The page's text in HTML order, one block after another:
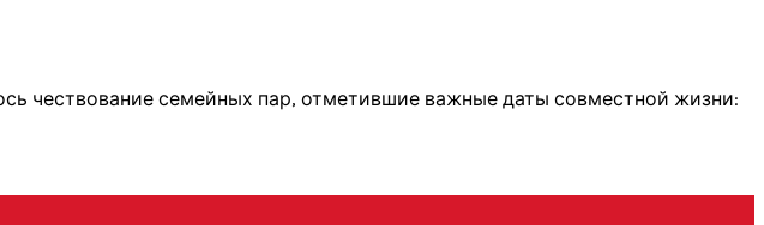
чествование семейных пар, отметившие важные даты совместной жизни: